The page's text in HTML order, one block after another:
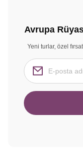
Avrupa
Yeni turlar, özel